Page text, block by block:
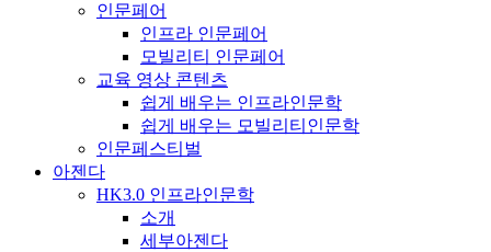
인문페어
인프라 인문페어
모빌리티 인문페어
교육 영상 콘텐츠
쉽게 배우는 인프라인문학
쉽게 배우는 모빌리티인문학
인문페스티벌
아젠다
HK3.0 인프라인문학
소개
세부아젠다